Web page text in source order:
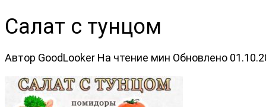
Салат с тунцом
Автор GoodLooker На чтение мин Обновлено